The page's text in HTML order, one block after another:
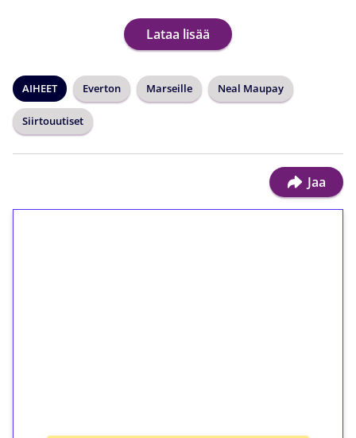
Lataa lisää
AIHEET Everton Marseille Neal Maupay
Siirtouutiset
Jaa